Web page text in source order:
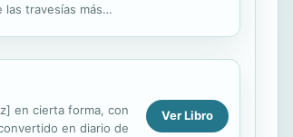
travesías más
en cierta forma, con
en diario de
Ver Libro